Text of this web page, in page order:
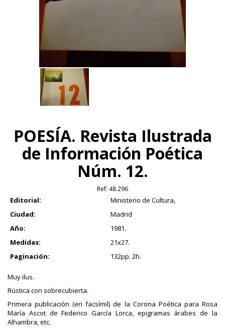
POESÍA. Revista Ilustrada
de Información Poética
Núm. 12.
Ref: 48.296
Editorial:
Ministerio de Cultura,
Ciudad:
Madrid
Año:
1981.
Medidas:
21x27.
Paginación:
132pp. 2h.
Muy ilus.
Rústica con sobrecubierta.
Primera publicación (en facsímil) de la Corona Poética para Rosa
María Ascot de Federico García Lorca, epigramas árabes de la
Alhambra, etc.